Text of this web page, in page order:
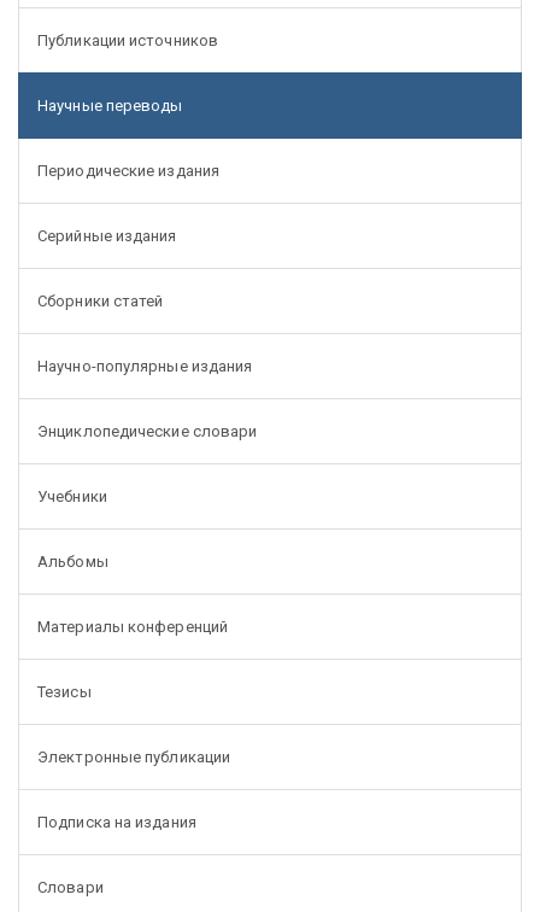
Публикации источников
Научные переводы
Периодические издания
Серийные издания
Сборники статей
Научно-популярные издания
Энциклопедические словари
Учебники
Альбомы
Материалы конференций
Тезисы
Электронные публикации
Подписка на издания
Словари